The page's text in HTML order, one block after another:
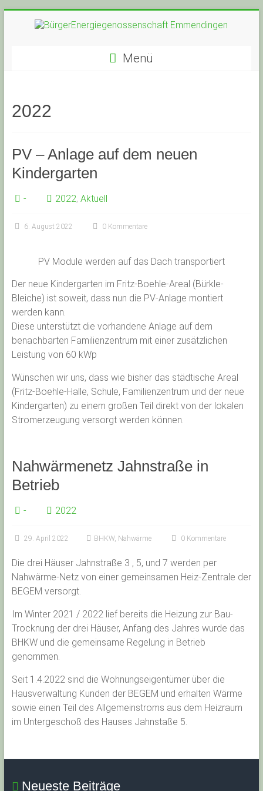
Emmendingen
Menü
2022
PV – Anlage auf dem neuen
Kindergarten
- 2022, Aktuell
6. August 2022 0 Kommentare
PV Module werden auf das Dach transportiert
Der neue Kindergarten im Fritz-Boehle-Areal (Bürkle-
Bleiche) ist soweit, dass nun die PV-Anlage montiert
werden kann.
Diese unterstützt die vorhandene Anlage auf dem
benachbarten Familienzentrum mit einer zusätzlichen
Leistung von 60 kWp
Wünschen wir uns, dass wie bisher das städtische Areal
(Fritz-Boehle-Halle, Schule, Familienzentrum und der neue
Kindergarten) zu einem großen Teil direkt von der lokalen
Stromerzeugung versorgt werden können.
Nahwärmenetz Jahnstraße in
Betrieb
- 2022
29. April 2022 BHKW, Nahwärme 0 Kommentare
Die drei Häuser Jahnstraße 3 , 5, und 7 werden per
Nahwärme-Netz von einer gemeinsamen Heiz-Zentrale der
BEGEM versorgt.
Im Winter 2021 / 2022 lief bereits die Heizung zur Bau-
Trocknung der drei Häuser, Anfang des Jahres wurde das
BHKW und die gemeinsame Regelung in Betrieb
genommen.
Seit 1.4.2022 sind die Wohnungseigentümer über die
Hausverwaltung Kunden der BEGEM und erhalten Wärme
sowie einen Teil des Allgemeinstroms aus dem Heizraum
im Untergeschoß des Hauses Jahnstaße 5.
Neueste Beiträge